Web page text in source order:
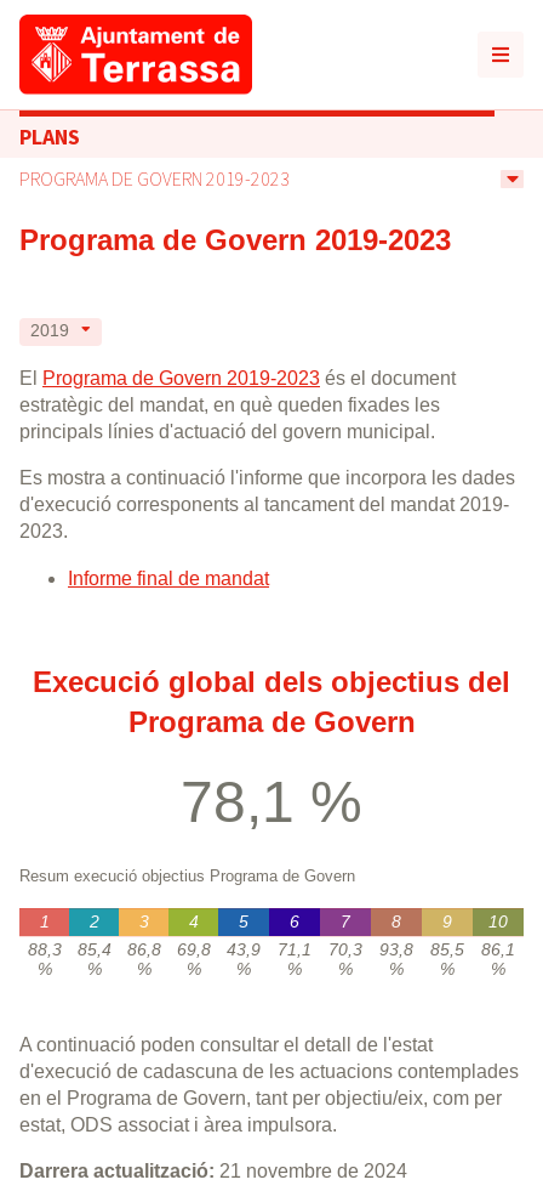
PLANS
PROGRAMA DE GOVERN 2019-2023
Programa de Govern 2019-2023
2019
El Programa de Govern 2019-2023 és el document
estratègic del mandat, en què queden fixades les
principals línies d'actuació del govern municipal.
Es mostra a continuació l'informe que incorpora les dades
d'execució corresponents al tancament del mandat 2019-
2023.
Informe final de mandat
Execució global dels objectius del
Programa de Govern
78,1 %
Resum execució objectius Programa de Govern
1 2 3 4 5 6 7 8 9
10
88,3
%
85,4
%
86,8
%
69,8
%
43,9
%
71,1
%
70,3
%
93,8
%
85,5
%
86,1
%
A continuació poden consultar el detall de l'estat
d'execució de cadascuna de les actuacions contemplades
en el Programa de Govern, tant per objectiu/eix, com per
estat, ODS associat i àrea impulsora.
Darrera actualització: 21 novembre de 2024